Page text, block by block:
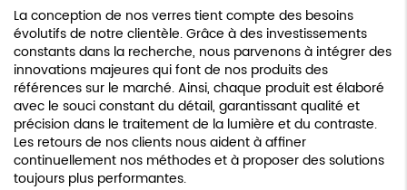
La conception de nos verres tient compte des besoins
évolutifs de notre clientèle. Grâce à des investissements
constants dans la recherche, nous parvenons à intégrer des
innovations majeures qui font de nos produits des
références sur le marché. Ainsi, chaque produit est élaboré
avec le souci constant du détail, garantissant qualité et
précision dans le traitement de la lumière et du contraste.
Les retours de nos clients nous aident à affiner
continuellement nos méthodes et à proposer des solutions
toujours plus performantes.